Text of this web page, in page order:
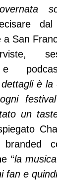
dal
a San
e
dettagli è
un
“la
fan e